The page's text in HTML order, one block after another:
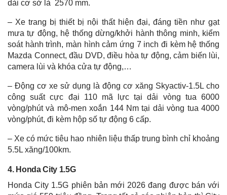
dài cơ sở là 2570 mm.
– Xe trang bị thiết bị nội thất hiện đại, đáng tiền như gạt
mưa tự động, hệ thống dừng/khởi hành thông minh, kiểm
soát hành trình, màn hình cảm ứng 7 inch đi kèm hệ thống
Mazda Connect, đầu DVD, điều hòa tự động, cảm biến lùi,
camera lùi và khóa cửa tự động,…
– Động cơ xe sử dụng là động cơ xăng Skyactiv-1.5L cho
công suất cực đại 110 mã lực tại dải vòng tua 6000
vòng/phút và mô-men xoắn 144 Nm tại dải vòng tua 4000
vòng/phút, đi kèm hộp số tự động 6 cấp.
– Xe có mức tiêu hao nhiên liệu thấp trung bình chỉ khoảng
5.5L xăng/100km.
4. Honda City 1.5G
Honda City 1.5G phiên bản mới 2026 đang được bán với